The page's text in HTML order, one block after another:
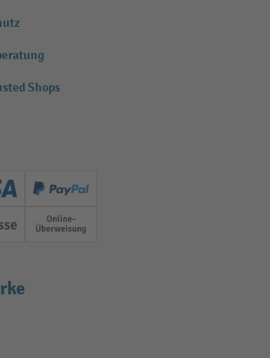
Shops
(Visa)
PayPal
Online-Überweisung